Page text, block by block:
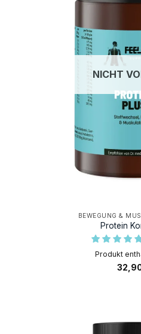
NICHT
BEWEGUNG &
Protein
Produkt